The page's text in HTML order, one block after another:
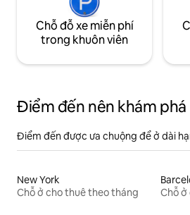
Chỗ đỗ xe miễn phí
trong khuôn viên
Điểm đến nên khám phá
Điểm đến được ưa chuộng để ở dài
New York
Chỗ ở cho thuê theo tháng
Chỗ